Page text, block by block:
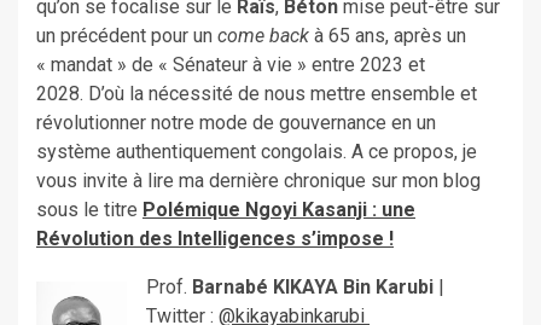
qu’on se focalise sur le Raïs, Béton mise peut-être sur
un précédent pour un come back à 65 ans, après un
« mandat » de « Sénateur à vie » entre 2023 et
2028. D’où la nécessité de nous mettre ensemble et
révolutionner notre mode de gouvernance en un
système authentiquement congolais. A ce propos, je
vous invite à lire ma dernière chronique sur mon blog
sous le titre Polémique Ngoyi Kasanji : une
Révolution des Intelligences s’impose !
Prof. Barnabé KIKAYA Bin Karubi
Twitter : @kikayabinkarubi